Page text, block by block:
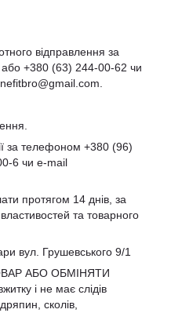
відправлення за
+380 (63) 244-00-62 чи
за телефоном +380 (96)
6 чи e-mail
протягом 14 днів, за
та товарного
вул. Грушевського 9/1
АБО ОБМІНЯТИ
і не має слідів
сколів,